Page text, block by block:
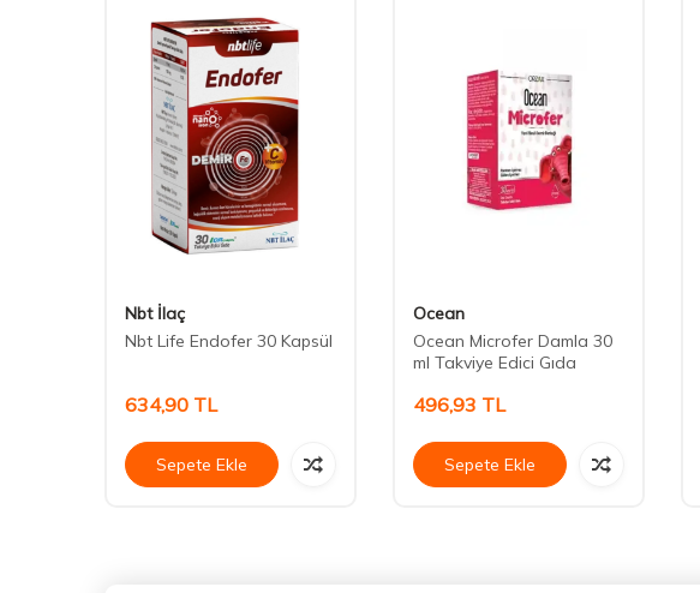
Nbt İlaç
Nbt Life Endofer 30 Kapsül
634,90 TL
Sepete Ekle
Ocean
Ocean Microfer Damla 30
ml Takviye Edici Gıda
496,93 TL
Sepete Ekle